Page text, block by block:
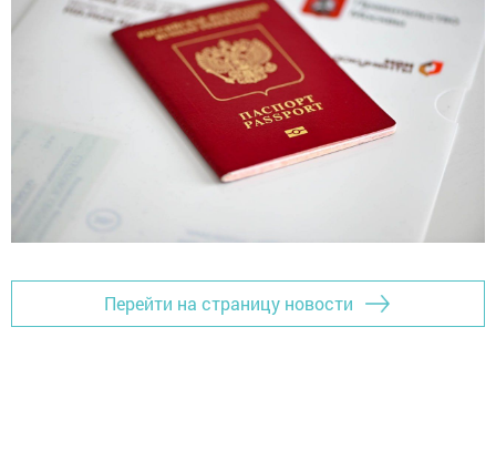
Перейти на страницу новости